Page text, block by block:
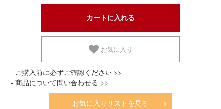
お気に入り
- ご購入前に必ずご確認ください >>
- 商品について問い合わせる >>
お気に入りリストを見る